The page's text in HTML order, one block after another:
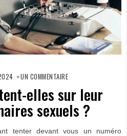
UN COMMENTAIRELES
FEMMES
MENTENT-
ELLES
SUR
LEUR
NOMBRE
DE
SEXUELS ?
elles sur leur
sexuels ?
tenter devant vous un numéro